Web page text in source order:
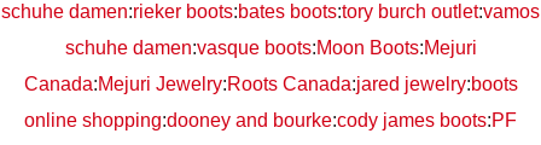
schuhe damen:rieker boots:bates boots:tory burch outlet:vamos
schuhe damen:vasque boots:Moon Boots:Mejuri
Canada:Mejuri Jewelry:Roots Canada:jared jewelry:boots
online shopping:dooney and bourke:cody james boots:PF